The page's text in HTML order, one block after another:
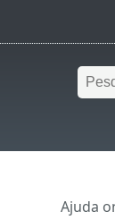
Ajuda